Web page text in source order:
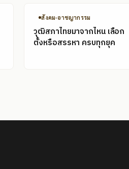
สังคม-อาชญากรรม
วุฒิสภาไทยมาจากไหน เลือก
ตั้งหรือสรรหา ครบทุกยุค